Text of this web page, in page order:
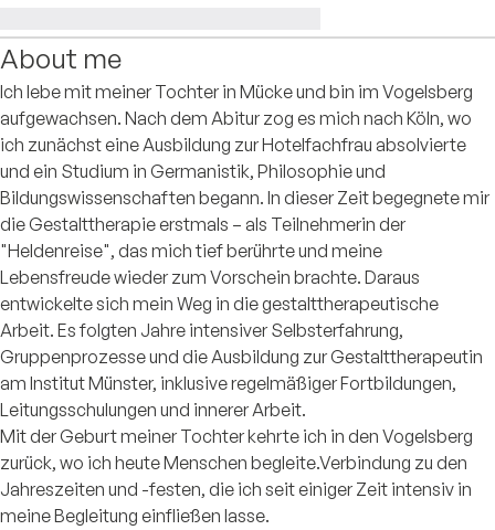
About me
Ich lebe mit meiner Tochter in Mücke und bin im Vogelsberg
aufgewachsen. Nach dem Abitur zog es mich nach Köln, wo
ich zunächst eine Ausbildung zur Hotelfachfrau absolvierte
und ein Studium in Germanistik, Philosophie und
Bildungswissenschaften begann. In dieser Zeit begegnete mir
die Gestalttherapie erstmals – als Teilnehmerin der
"Heldenreise", das mich tief berührte und meine
Lebensfreude wieder zum Vorschein brachte. Daraus
entwickelte sich mein Weg in die gestalttherapeutische
Arbeit. Es folgten Jahre intensiver Selbsterfahrung,
Gruppenprozesse und die Ausbildung zur Gestalttherapeutin
am Institut Münster, inklusive regelmäßiger Fortbildungen,
Leitungsschulungen und innerer Arbeit.
Mit der Geburt meiner Tochter kehrte ich in den Vogelsberg
zurück, wo ich heute Menschen begleite.Verbindung zu den
Jahreszeiten und -festen, die ich seit einiger Zeit intensiv in
meine Begleitung einfließen lasse.